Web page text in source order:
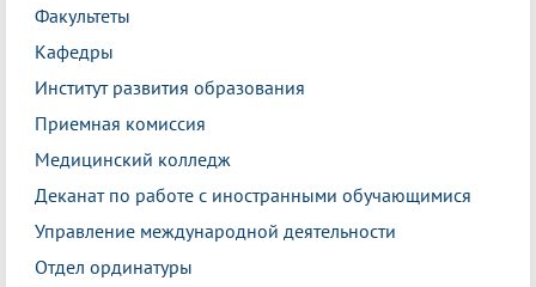
Факультеты
Кафедры
Институт развития образования
Приемная комиссия
Медицинский колледж
Деканат по работе с иностранными обучающимися
Управление международной деятельности
Отдел ординатуры